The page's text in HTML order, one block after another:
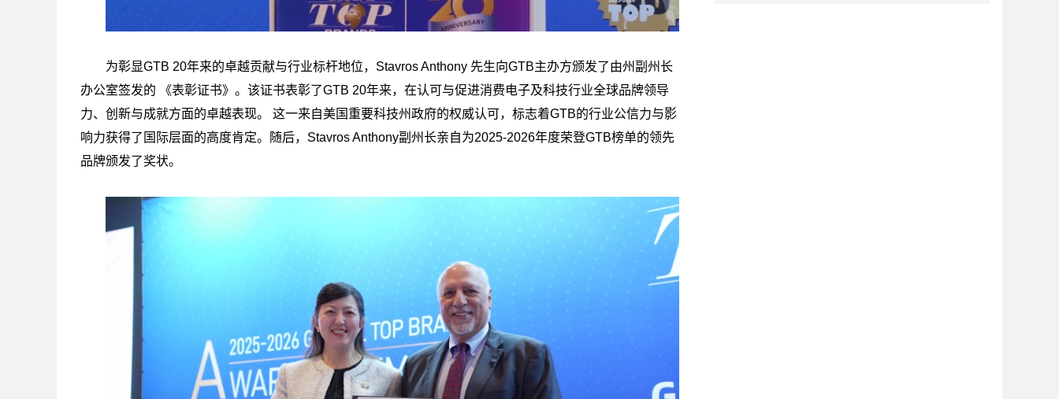
为彰显GTB 20年来的卓越贡献与行业标杆地位，Stavros Anthony 先生向GTB主办方颁发了由州副州长
办公室签发的 《表彰证书》。该证书表彰了GTB 20年来，在认可与促进消费电子及科技行业全球品牌领导
力、创新与成就方面的卓越表现。 这一来自美国重要科技州政府的权威认可，标志着GTB的行业公信力与影
响力获得了国际层面的高度肯定。随后，Stavros Anthony副州长亲自为2025-2026年度荣登GTB榜单的领先
品牌颁发了奖状。